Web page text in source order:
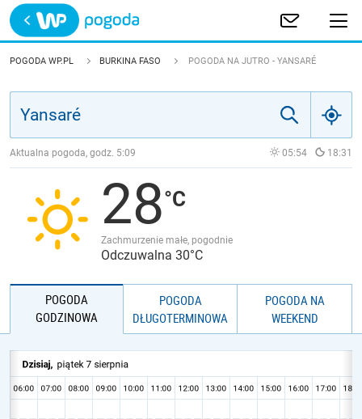
Trwa ładowanie
POLSKA
JAKOŚĆ POWIETRZA
POGODA WP.PL BURKINA FASO POGODA NA JUTRO - YANSARÉ
Aktualna pogoda, godz. 5:09 05:54 18:31
28
Zachmurzenie małe, pogodnie
Odczuwalna 30°C
POGODA
GODZINOWA
POGODA
DŁUGOTERMINOWA
POGODA NA
WEEKEND